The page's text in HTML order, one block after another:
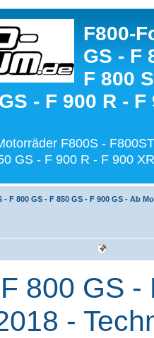
F800-
GS - F
F 800
- F 900 R - F
F800S -
GS - F 900 R - F 900
- F 800 GS - F 850 GS - F 900 GS - Ab
800 GS
-